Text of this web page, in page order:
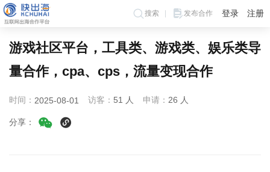
搜索 发布合作 登录 注册
游戏社区平台，工具类、游戏类、娱乐类导
量合作，cpa、cps，流量变现合作
时间： 2025-08-01 访客： 51 人 申请： 26 人
分享：